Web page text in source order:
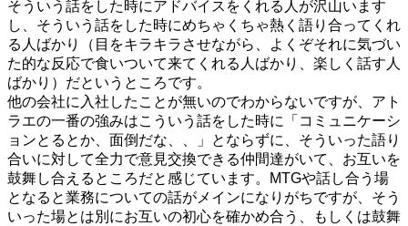
そういう話をした時にアドバイスをくれる人が沢山います
し、そういう話をした時にめちゃくちゃ熱く語り合ってくれ
る人ばかり（目をキラキラさせながら、よくぞそれに気づい
た的な反応で食いついて来てくれる人ばかり、楽しく話す人
ばかり）だというところです。
他の会社に入社したことが無いのでわからないですが、アト
ラエの一番の強みはこういう話をした時に「コミュニケーシ
ョンとるとか、面倒だな、、」とならずに、そういった語り
合いに対して全力で意見交換できる仲間達がいて、お互いを
鼓舞し合えるところだと感じています。MTGや話し合う場
となると業務についての話がメインになりがちですが、そう
いった場とは別にお互いの初心を確かめ合う、もしくは鼓舞